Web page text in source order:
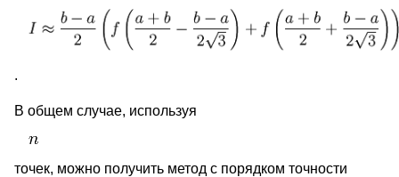
.
В общем случае, используя
точек, можно получить метод с порядком точности